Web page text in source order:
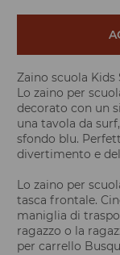
Zaino scuola
Lo zaino per
decorato con un
una tavola da
sfondo blu.
divertimento e
Lo zaino per
tasca frontale.
maniglia di
ragazzo o la
per carrello